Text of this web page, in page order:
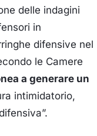
delle indagini
in
difensive nel
le Camere
a generare un
intimidatorio,